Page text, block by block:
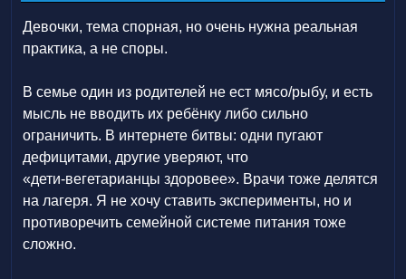
Девочки, тема спорная, но очень нужна реальная
практика, а не споры.
В семье один из родителей не ест мясо/рыбу, и есть
мысль не вводить их ребёнку либо сильно
ограничить. В интернете битвы: одни пугают
дефицитами, другие уверяют, что
«дети‑вегетарианцы здоровее». Врачи тоже делятся
на лагеря. Я не хочу ставить эксперименты, но и
противоречить семейной системе питания тоже
сложно.